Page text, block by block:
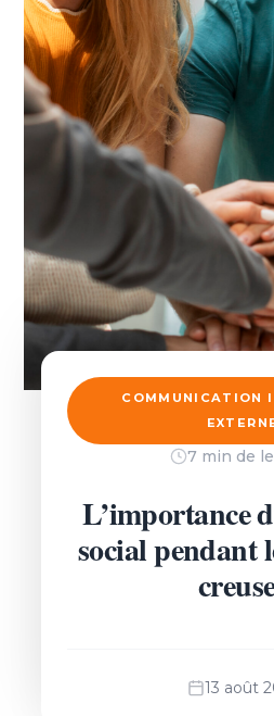
COMMUNICATION
7 min de
L’importance
social pendant
13 août